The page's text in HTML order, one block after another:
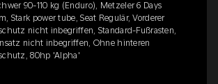
90-110 kg (Enduro), Metzeler 6 Days
Stark power tube, Seat Regulär, Vorderer
nicht inbegriffen, Standard-Fußrasten,
nicht inbegriffen, Ohne hinteren
80hp 'Alpha'